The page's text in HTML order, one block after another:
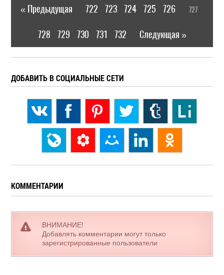
« Предыдущая 722 723 724 725 726 727
728 729 730 731 732 Следующая »
ДОБАВИТЬ В СОЦИАЛЬНЫЕ СЕТИ
КОММЕНТАРИИ
ВНИМАНИЕ!
Добавлять комментарии могут только
зарегистрированные пользователи